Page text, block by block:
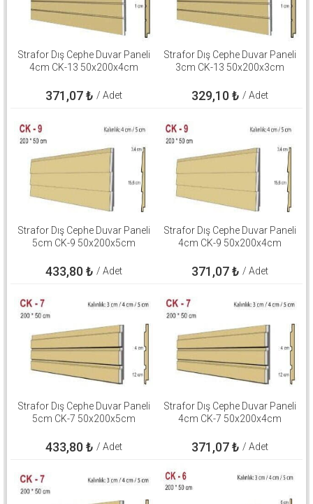
Strafor Dış Cephe Duvar Paneli
4cm CK-13 50x200x4cm
371,07₺ / Adet
Strafor Dış Cephe Duvar Paneli
3cm CK-13 50x200x3cm
329,10₺ / Adet
Strafor Dış Cephe Duvar Paneli
5cm CK-9 50x200x5cm
433,80₺ / Adet
Strafor Dış Cephe Duvar Paneli
4cm CK-9 50x200x4cm
371,07₺ / Adet
Strafor Dış Cephe Duvar Paneli
5cm CK-7 50x200x5cm
433,80₺ / Adet
Strafor Dış Cephe Duvar Paneli
4cm CK-7 50x200x4cm
371,07₺ / Adet